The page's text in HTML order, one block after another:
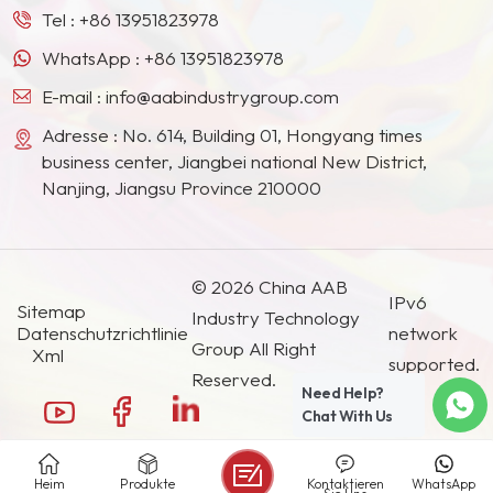
verwendet werden.
Ländern und Regionen geworden.
Tel : +86 13951823978
WhatsApp : +86 13951823978
E-mail : info@aabindustrygroup.com
Adresse : No. 614, Building 01, Hongyang times
business center, Jiangbei national New District,
Nanjing, Jiangsu Province 210000
Sitemap
Datenschutzrichtlinie
Xml
© 2026 China AAB
Industry Technology
Group All Right
Reserved.
IPv6
network
supported.
Heim Produkte WhatsApp
Kontaktieren
Need Help?
Chat With Us